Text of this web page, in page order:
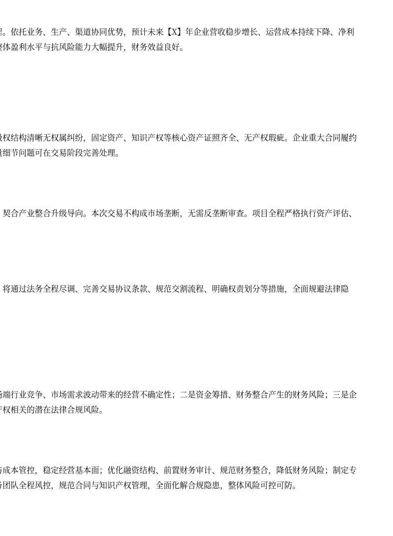
托业务、生产、渠道协同优势，预计未来【X】年企业营收稳步增长、运营成本持续下降、净利
盈利水平与抗风险能力大幅提升，财务效益良好。
构清晰无权属纠纷，固定资产、知识产权等核心资产证照齐全、无产权瑕疵。企业重大合同履约
节问题可在交易阶段完善处理。
产业整合升级导向。本次交易不构成市场垄断，无需反垄断审查。项目全程严格执行资产评估、
过法务全程尽调、完善交易协议条款、规范交割流程、明确权责划分等措施，全面规避法律隐
业竞争、市场需求波动带来的经营不确定性；二是资金筹措、财务整合产生的财务风险；三是企
相关的潜在法律合规风险。
管控，稳定经营基本面；优化融资结构、前置财务审计、规范财务整合，降低财务风险；制定专
队全程风控，规范合同与知识产权管理，全面化解合规隐患，整体风险可控可防。